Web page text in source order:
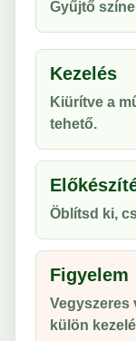
Gyűjtő
Kezelés
Kiürítve a
tehető.
Öblítsd ki,
Figyelem
Vegyszeres
külön